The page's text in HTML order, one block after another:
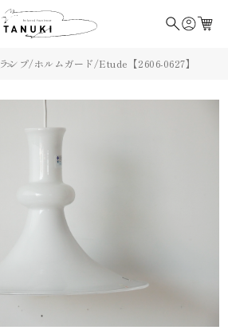
ランプ/ホルムガード/Etude【2606-0627】